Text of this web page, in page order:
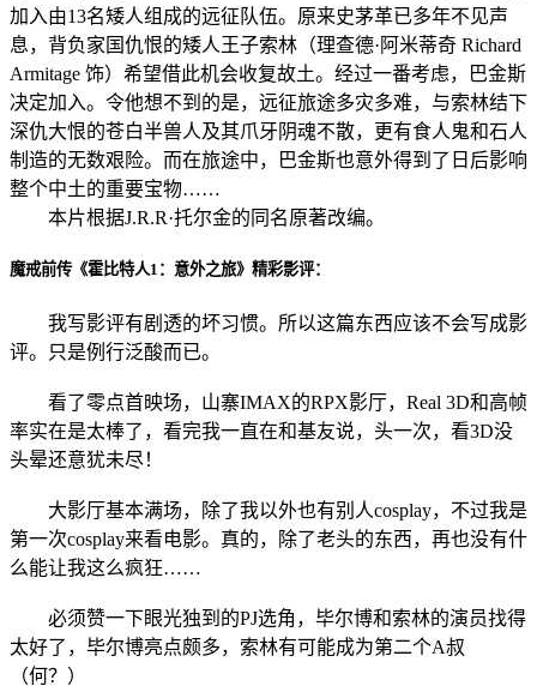
加入由13名矮人组成的远征队伍。原来史茅革已多年不见声
息，背负家国仇恨的矮人王子索林（理查德·阿米蒂奇 Richard
Armitage 饰）希望借此机会收复故土。经过一番考虑，巴金斯
决定加入。令他想不到的是，远征旅途多灾多难，与索林结下
深仇大恨的苍白半兽人及其爪牙阴魂不散，更有食人鬼和石人
制造的无数艰险。而在旅途中，巴金斯也意外得到了日后影响
整个中土的重要宝物……
本片根据J.R.R·托尔金的同名原著改编。
魔戒前传《霍比特人1：意外之旅》精彩影评：
我写影评有剧透的坏习惯。所以这篇东西应该不会写成影
评。只是例行泛酸而已。
看了零点首映场，山寨IMAX的RPX影厅，Real 3D和高帧
率实在是太棒了，看完我一直在和基友说，头一次，看3D没
头晕还意犹未尽！
大影厅基本满场，除了我以外也有别人cosplay，不过我是
第一次cosplay来看电影。真的，除了老头的东西，再也没有什
么能让我这么疯狂……
必须赞一下眼光独到的PJ选角，毕尔博和索林的演员找得
太好了，毕尔博亮点颇多，索林有可能成为第二个A叔
（何？）